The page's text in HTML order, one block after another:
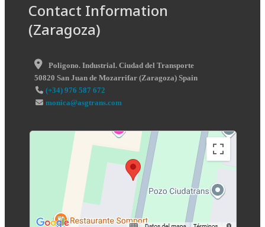
Contact Information
(Zaragoza)
Poligono. Industrial. Ciudad del Transporte
50820 San Juan de Mozarrifar (Zaragoza) Spain
(+34) 976 587 672
monica@asgtrans.com